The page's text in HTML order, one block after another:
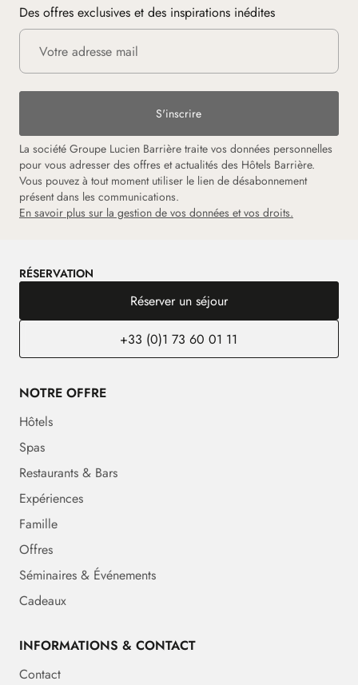
Des offres exclusives et des inspirations inédites
S'inscrire
La société Groupe Lucien Barrière traite vos données personnelles
pour vous adresser des offres et actualités des Hôtels Barrière.
Vous pouvez à tout moment utiliser le lien de désabonnement
présent dans les communications.
En savoir plus sur la gestion de vos données et vos droits.
RÉSERVATION
Réserver un séjour
+33 (0)1 73 60 01 11
NOTRE OFFRE
Hôtels
Spas
Restaurants & Bars
Expériences
Famille
Offres
Séminaires & Événements
Cadeaux
INFORMATIONS & CONTACT
Contact